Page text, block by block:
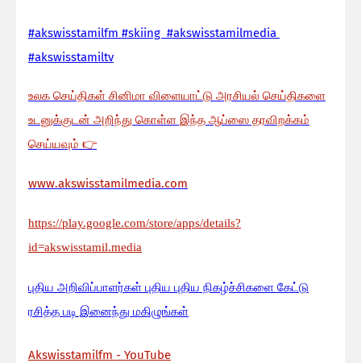
#akswisstamilfm #skiing #akswisstamilmedia
#akswisstamiltv
உலக செய்திகள் சினிமா விளையாட்டு அரசியல் செய்திகளை
உடனுக்குடன் அறிந்து கொள்ள இந்த ஆப்ஸை தரவிறக்கம்
செய்யவும் 👉
www.akswisstamilmedia.com
https://play.google.com/store/apps/details?
id=akswisstamil.media
புதிய அறிவிப்பாளர்கள் புதிய புதிய நிகழ்ச்சிகளை கேட்டு
ரசித்த படி இனைந்து மகிழுங்கள்
Akswisstamilfm - YouTube